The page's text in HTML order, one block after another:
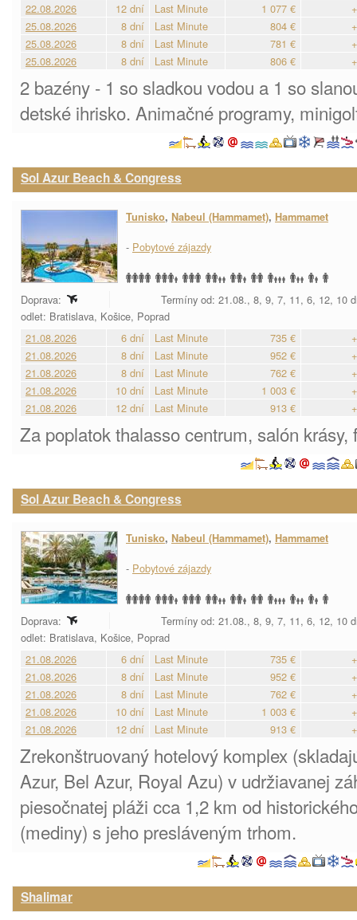
22.08.2026
12 dní Last Minute 1 077 €
25.08.2026
8 dní Last Minute 804 €
25.08.2026
8 dní Last Minute 781 €
25.08.2026
8 dní Last Minute 806 €
2 bazény - 1 so sladkou vodou a 1 so
detské ihrisko. Animačné programy,
Sol Azur Beach & Congress
Tunisko, Nabeul (Hammamet), Hammamet
- Pobytové zájazdy
Doprava:
Termíny od: 21.08., 8, 9, 7, 11, 6, 12, 10
odlet: Bratislava, Košice, Poprad
21.08.2026
6 dní Last Minute 735 €
21.08.2026
8 dní Last Minute 952 €
21.08.2026
8 dní Last Minute 762 €
21.08.2026
10 dní Last Minute 1 003 €
21.08.2026
12 dní Last Minute 913 €
Za poplatok thalasso centrum, salón krásy,
Sol Azur Beach & Congress
Tunisko, Nabeul (Hammamet), Hammamet
- Pobytové zájazdy
Doprava:
Termíny od: 21.08., 8, 9, 7, 11, 6, 12, 10
odlet: Bratislava, Košice, Poprad
21.08.2026
6 dní Last Minute 735 €
21.08.2026
8 dní Last Minute 952 €
21.08.2026
8 dní Last Minute 762 €
21.08.2026
10 dní Last Minute 1 003 €
21.08.2026
12 dní Last Minute 913 €
Zrekonštruovaný hotelový komplex
Azur, Bel Azur, Royal Azu) v udržiavanej
piesočnatej pláži cca 1,2 km od
(mediny) s jeho presláveným trhom.
Shalimar